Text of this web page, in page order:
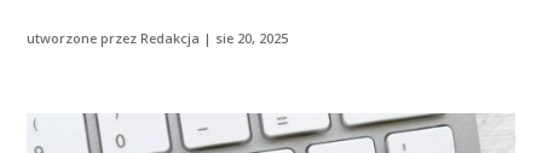
utworzone przezRedakcja | sie 20, 2025